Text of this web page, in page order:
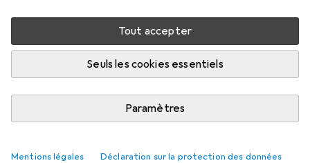
Tout accepter
Seuls les cookies essentiels
Paramètres
Mentions légales Déclaration sur la protection des données
Ajouter au panier
Comparer Ajouter à la liste
Livraison gratuite à partir de 39,–